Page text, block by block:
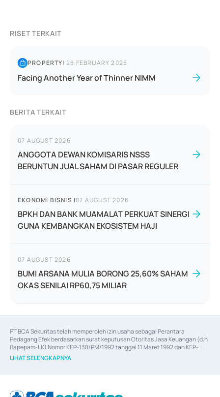
RISET TERKAIT
PROPERTY|28 FEBRUARY 2025
Facing Another Year of Thinner NIMM
BERITA TERKAIT
07 AUGUST 2026
ANGGOTA DEWAN KOMISARIS NSSS
BERUNTUN JUAL SAHAM DI PASAR REGULER
EKONOMI BISNIS |07 AUGUST 2026
BPKH DAN BANK MUAMALAT PERKUAT SINERGI
GUNA KEMBANGKAN EKOSISTEM HAJI
07 AUGUST 2026
BUMI ARSANA MULIA BORONG 25,60% SAHAM
OKAS SENILAI RP60,75 MILIAR
PT BCA Sekuritas telah memperoleh izin usaha sebagai Perantara
Pedagang Efek berdasarkan surat keputusan Otoritas Jasa Keuangan (d.h
Bapepam-LK) Nomor KEP-138/PM/1992 tanggal 11 Maret 1992 dan KEP-
06/D.04/2014 tanggal 28 Februari 2014, izin usaha sebagai Penjamin Emisi
Efek berdasarkan surat keputusan Otoritas Jasa Keuangan Nomor KEP-
berdasarkan surat keputusan Otoritas Jasa Keuangan Nomor S-
LIHAT SELENGKAPNYA